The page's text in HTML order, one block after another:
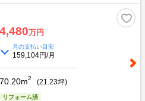
4,480万円
月の支払い目安
159,104円/月
70.20m2 (21.23坪)
リフォーム済